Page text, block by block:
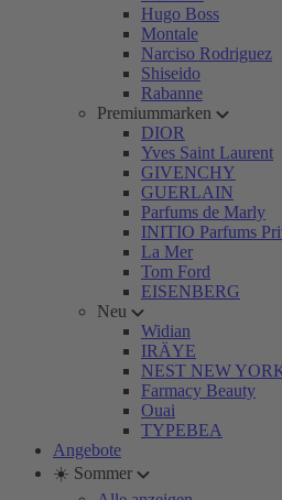
Hugo Boss
Montale
Narciso Rodriguez
Shiseido
Rabanne
Premiummarken
DIOR
Yves Saint Laurent
GIVENCHY
GUERLAIN
Parfums de Marly
INITIO Parfums
La Mer
Tom Ford
EISENBERG
Neu
Widian
IRÄYE
NEST NEW
Farmacy Beauty
Ouai
TYPEBEA
Angebote
☀️ Sommer